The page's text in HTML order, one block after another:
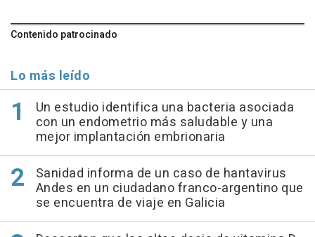
Contenido patrocinado
Lo más leído
Un estudio identifica una bacteria asociada
con un endometrio más saludable y una
mejor implantación embrionaria
Sanidad informa de un caso de hantavirus
Andes en un ciudadano franco-argentino que
se encuentra de viaje en Galicia